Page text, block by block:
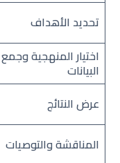
تحديد الأهداف
اختيار المنهجية وجمع
البيانات
عرض النتائج
المناقشة والتوصيات